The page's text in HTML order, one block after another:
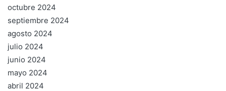
octubre 2024
septiembre 2024
agosto 2024
julio 2024
junio 2024
mayo 2024
abril 2024